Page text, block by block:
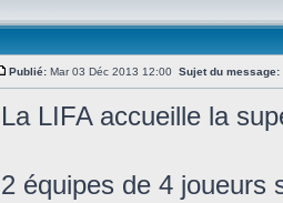
Publié: Mar 03 Déc 2013 12:00 Sujet du message:
La LIFA accueille la
2 équipes de 4 joueurs